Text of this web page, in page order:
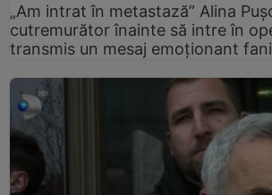
„Am intrat în metastază” Alina
cutremurător înainte să intre în
transmis un mesaj emoționant